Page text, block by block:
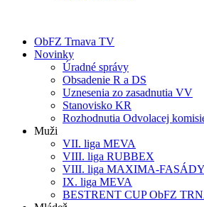
ObFZ Trnava TV
Novinky
Úradné správy
Obsadenie R a DS
Uznesenia zo zasadnutia VV
Stanovisko KR
Rozhodnutia Odvolacej
Muži
VII. liga MEVA
VIII. liga RUBBEX
VIII. liga MAXIMA-FASÁDY
IX. liga MEVA
BESTRENT CUP ObFZ